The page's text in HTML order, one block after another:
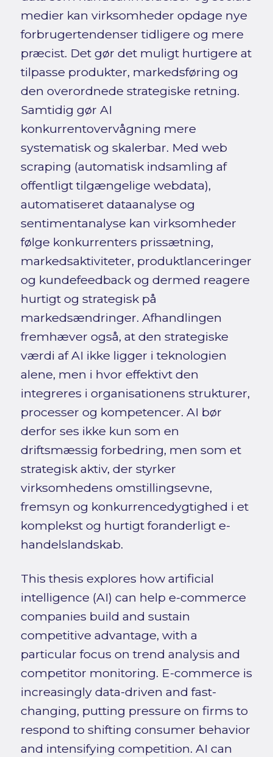
medier kan virksomheder opdage nye
forbrugertendenser tidligere og mere
præcist. Det gør det muligt hurtigere at
tilpasse produkter, markedsføring og
den overordnede strategiske retning.
Samtidig gør AI
konkurrentovervågning mere
systematisk og skalerbar. Med web
scraping (automatisk indsamling af
offentligt tilgængelige webdata),
automatiseret dataanalyse og
sentimentanalyse kan virksomheder
følge konkurrenters prissætning,
markedsaktiviteter, produktlanceringer
og kundefeedback og dermed reagere
hurtigt og strategisk på
markedsændringer. Afhandlingen
fremhæver også, at den strategiske
værdi af AI ikke ligger i teknologien
alene, men i hvor effektivt den
integreres i organisationens strukturer,
processer og kompetencer. AI bør
derfor ses ikke kun som en
driftsmæssig forbedring, men som et
strategisk aktiv, der styrker
virksomhedens omstillingsevne,
fremsyn og konkurrencedygtighed i et
komplekst og hurtigt foranderligt e-
handelslandskab.
This thesis explores how artificial
intelligence (AI) can help e-commerce
companies build and sustain
competitive advantage, with a
particular focus on trend analysis and
competitor monitoring. E-commerce is
increasingly data-driven and fast-
changing, putting pressure on firms to
respond to shifting consumer behavior
and intensifying competition. AI can